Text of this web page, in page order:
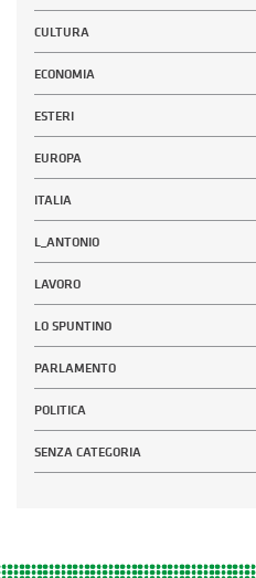
CULTURA
ECONOMIA
ESTERI
EUROPA
ITALIA
L_ANTONIO
LAVORO
LO SPUNTINO
PARLAMENTO
POLITICA
SENZA CATEGORIA